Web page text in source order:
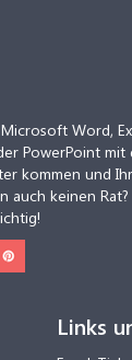
Word,
PowerPoint mit
kommen und
auch keinen
Links